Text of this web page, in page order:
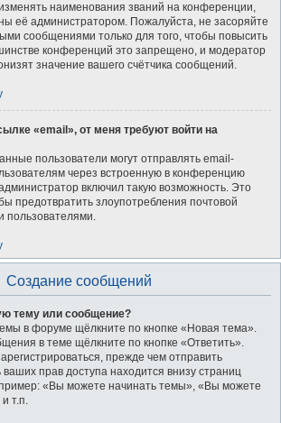
наименования званий на конференции,
её администратором. Пожалуйста, не засоряйте
сообщениями только для того, чтобы повысить
конференций это запрещено, и модератор
значение вашего счётчика сообщений.
«email», от меня требуют войти на
пользователи могут отправлять email-
через встроенную в конференцию
включил такую возможность. Это
предотвратить злоупотребления почтовой
пользователями.
Создание сообщений
тему или сообщение?
в форуме щёлкните по кнопке «Новая тема».
в теме щёлкните по кнопке «Ответить».
прежде чем отправить
прав доступа находится внизу страниц
«Вы можете начинать темы», «Вы можете
т.п.